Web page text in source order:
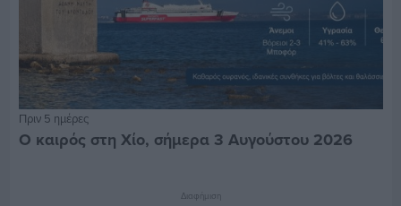
Πριν 5 ημέρες
Ο καιρός στη Χίο, σήμερα 3 Αυγούστου 2026
Διαφήμιση